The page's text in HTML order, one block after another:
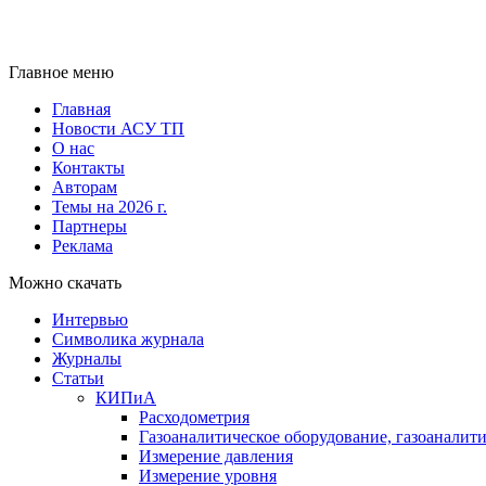
Главное меню
Главная
Новости АСУ ТП
О нас
Контакты
Авторам
Темы на 2026 г.
Партнеры
Реклама
Можно скачать
Интервью
Символика журнала
Журналы
Статьи
КИПиА
Расходометрия
Газоаналитическое оборудование,
Измерение давления
Измерение уровня